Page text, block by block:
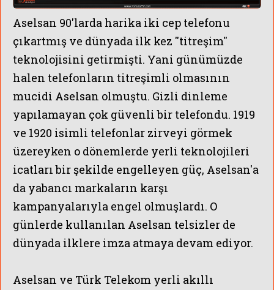
MERCAN KÖŞK
Aselsan 90'larda harika iki cep telefonu
çıkartmış ve dünyada ilk kez ''titreşim''
teknolojisini getirmişti. Yani günümüzde
halen telefonların titreşimli olmasının
mucidi Aselsan olmuştu. Gizli dinleme
yapılamayan çok güvenli bir telefondu. 1919
ve 1920 isimli telefonlar zirveyi görmek
üzereyken o dönemlerde yerli teknolojileri
icatları bir şekilde engelleyen güç, Aselsan'a
da yabancı markaların karşı
kampanyalarıyla engel olmuşlardı. O
günlerde kullanılan Aselsan telsizler de
dünyada ilklere imza atmaya devam ediyor.
Aselsan ve Türk Telekom yerli akıllı